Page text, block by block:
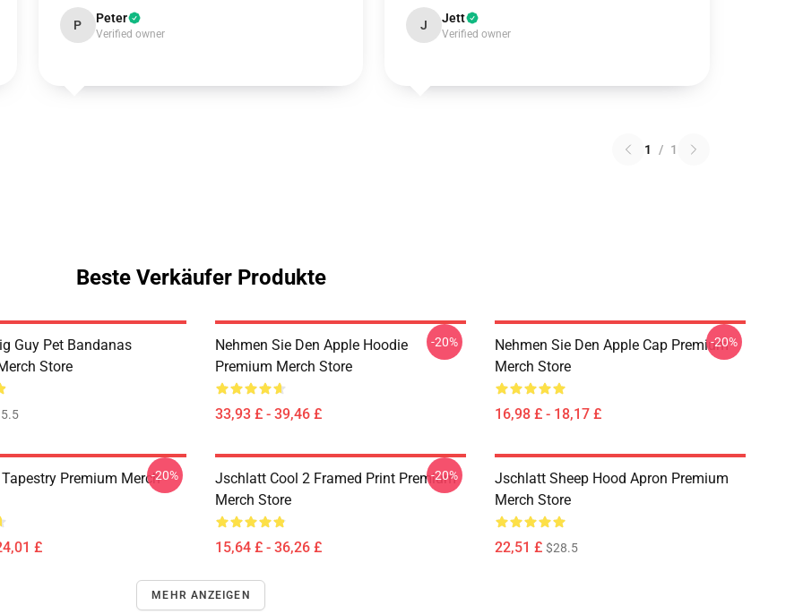
P Peter
Verified owner
J Jett
Verified owner
1 / 1
Beste Verkäufer Produkte
Guy Pet Bandanas
Store
Nehmen Sie Den Apple Hoodie
Premium Merch Store
33,93 £ - 39,46 £
-20%
Nehmen Sie Den Apple Cap Premium
Merch Store
16,98 £ - 18,17 £
-20%
Premium Merch
£
-20%
Jschlatt Cool 2 Framed Print Premium
Merch Store
15,64 £ - 36,26 £
-20%
Jschlatt Sheep Hood Apron Premium
Merch Store
22,51 £ $28.5
MEHR ANZEIGEN